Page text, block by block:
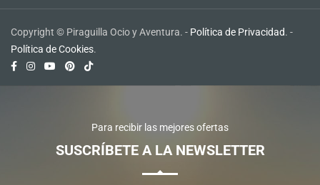
Copyright © Piraguilla Ocio y Aventura. - Política de Privacidad. -
Política de Cookies.
Para recibir las mejores ofertas
SUSCRÍBETE A LA NEWSLETTER